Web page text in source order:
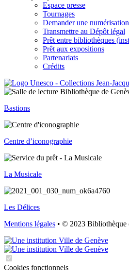
Espace presse
Tournages
Demander une numérisation
Transmettre au Dépôt légal
Prêt entre bibliothèques
Prêt aux expositions
Partenariats
Crédits
Bastions
Centre d’iconographie
La Musicale
Les Délices
Mentions légales • © 2023 Bibliothèque
Cookies fonctionnels